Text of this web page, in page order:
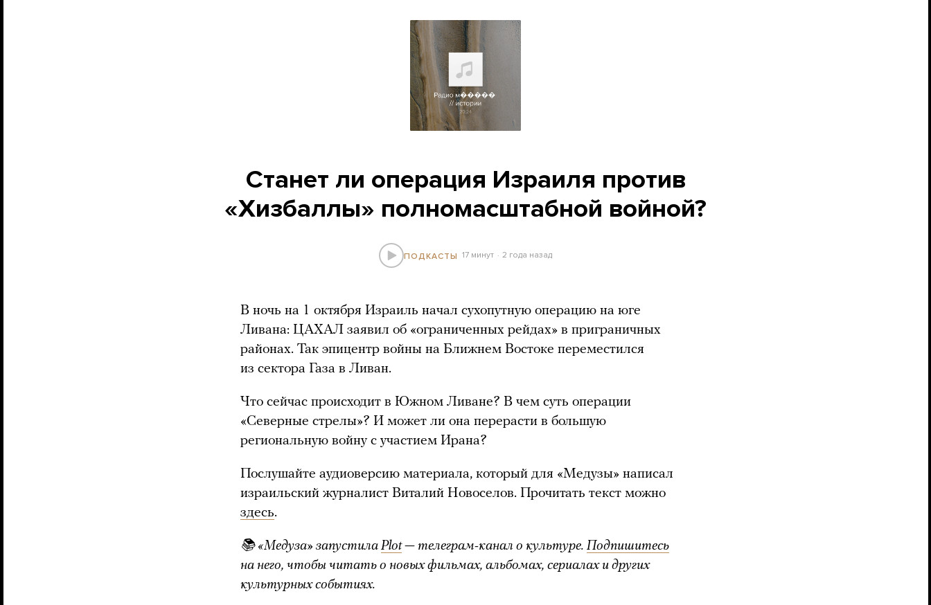
Станет ли операция Израиля против
«Хизбаллы» полномасштабной войной?
ПОДКАСТЫ 17 минут 2 года назад
В ночь на 1 октября Израиль начал сухопутную операцию на юге
Ливана: ЦАХАЛ заявил об «ограниченных рейдах» в приграничных
районах. Так эпицентр войны на Ближнем Востоке переместился
из сектора Газа в Ливан.
Что сейчас происходит в Южном Ливане? В чем суть операции
«Северные стрелы»? И может ли она перерасти в большую
региональную войну с участием Ирана?
Послушайте аудиоверсию материала, который для «Медузы» написал
израильский журналист Виталий Новоселов. Прочитать текст можно
здесь.
📚 «Медуза» запустила Plot— телеграм-канал о культуре. Подпишитесь
на него, чтобы читать о новых фильмах, альбомах, сериалах и других
культурных событиях.